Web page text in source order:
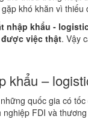
khó khăn vì
nhập khẩu -
được việc thật. Vậy
khẩu –
quốc gia có
FDI và